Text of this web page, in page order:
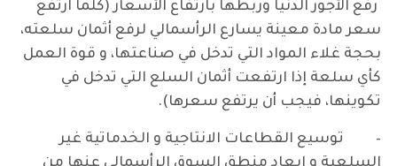
رفع الأجور الدنيا وربطها بارتفاع الأسعار (كلما ارتفع
سعر مادة معينة يسارع الرأسمالي لرفع أثمان سلعته،
بحجة غلاء المواد التي تدخل في صناعتها، و قوة العمل
كأي سلعة إذا ارتفعت أثمان السلع التي تدخل في
تكوينها، فيجب أن يرتفع سعرها).
– توسيع القطاعات الانتاجية و الخدماتية غير